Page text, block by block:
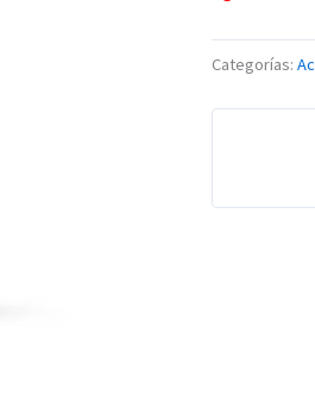
Categorías: